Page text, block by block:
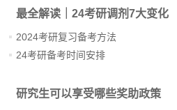
最全解读｜24考研调剂7大变化
2024考研复习备考方法
24考研备考时间安排
研究生可以享受哪些奖助政策